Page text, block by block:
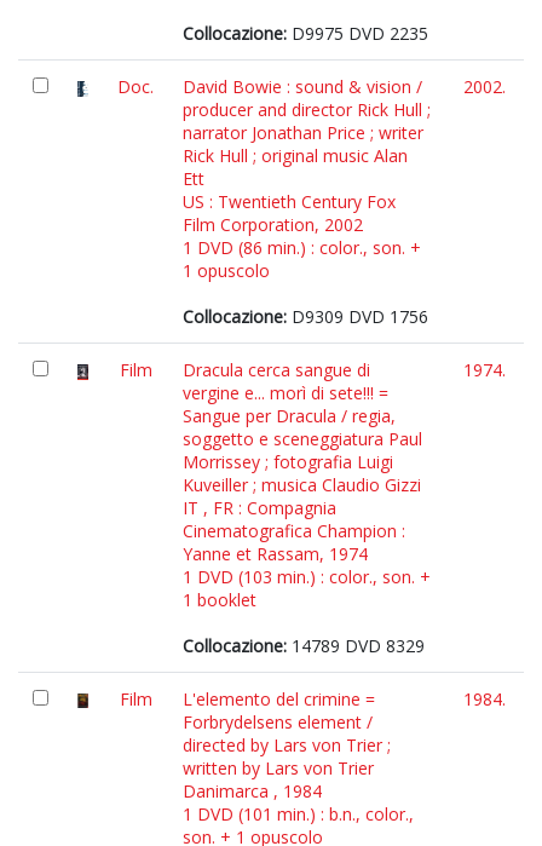
Collocazione: D9975 DVD 2235
Doc.
David Bowie : sound & vision /
producer and director Rick Hull ;
narrator Jonathan Price ; writer
Rick Hull ; original music Alan
Ett
US : Twentieth Century Fox
Film Corporation, 2002
1 DVD (86 min.) : color., son. +
1 opuscolo
Collocazione: D9309 DVD 1756
2002.
Film
Dracula cerca sangue di
vergine e... morì di sete!!! =
Sangue per Dracula / regia,
soggetto e sceneggiatura Paul
Morrissey ; fotografia Luigi
Kuveiller ; musica Claudio Gizzi
IT , FR : Compagnia
Cinematografica Champion :
Yanne et Rassam, 1974
1 DVD (103 min.) : color., son. +
1 booklet
Collocazione: 14789 DVD 8329
1974.
Film
L'elemento del crimine =
Forbrydelsens element /
directed by Lars von Trier ;
written by Lars von Trier
Danimarca , 1984
1 DVD (101 min.) : b.n., color.,
son. + 1 opuscolo
1984.